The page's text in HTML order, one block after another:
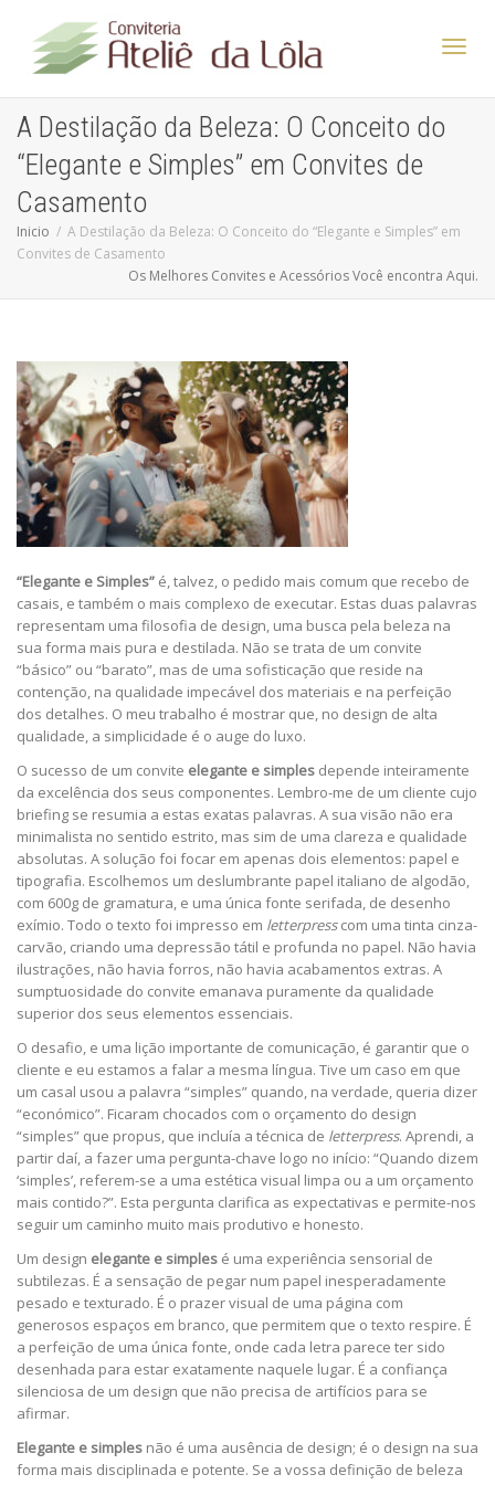
A Destilação da Beleza: O Conceito do
“Elegante e Simples” em Convites de
Casamento
Inicio
A Destilação da Beleza: O Conceito do “Elegante e Simples” em
Convites de Casamento
Os Melhores Convites e Acessórios Você encontra Aqui.
“Elegante e Simples” é, talvez, o pedido mais comum que recebo de
casais, e também o mais complexo de executar. Estas duas palavras
representam uma filosofia de design, uma busca pela beleza na
sua forma mais pura e destilada. Não se trata de um convite
“básico” ou “barato”, mas de uma sofisticação que reside na
contenção, na qualidade impecável dos materiais e na perfeição
dos detalhes. O meu trabalho é mostrar que, no design de alta
qualidade, a simplicidade é o auge do luxo.
O sucesso de um convite elegante e simples depende inteiramente
da excelência dos seus componentes. Lembro-me de um cliente cujo
briefing se resumia a estas exatas palavras. A sua visão não era
minimalista no sentido estrito, mas sim de uma clareza e qualidade
absolutas. A solução foi focar em apenas dois elementos: papel e
tipografia. Escolhemos um deslumbrante papel italiano de algodão,
com 600g de gramatura, e uma única fonte serifada, de desenho
exímio. Todo o texto foi impresso em letterpresscom uma tinta cinza-
carvão, criando uma depressão tátil e profunda no papel. Não havia
ilustrações, não havia forros, não havia acabamentos extras. A
sumptuosidade do convite emanava puramente da qualidade
superior dos seus elementos essenciais.
O desafio, e uma lição importante de comunicação, é garantir que o
cliente e eu estamos a falar a mesma língua. Tive um caso em que
um casal usou a palavra “simples” quando, na verdade, queria dizer
“económico”. Ficaram chocados com o orçamento do design
“simples” que propus, que incluía a técnica de letterpress. Aprendi, a
partir daí, a fazer uma pergunta-chave logo no início: “Quando dizem
‘simples’, referem-se a uma estética visual limpa ou a um orçamento
mais contido?”. Esta pergunta clarifica as expectativas e permite-nos
seguir um caminho muito mais produtivo e honesto.
Um design elegante e simples é uma experiência sensorial de
subtilezas. É a sensação de pegar num papel inesperadamente
pesado e texturado. É o prazer visual de uma página com
generosos espaços em branco, que permitem que o texto respire. É
a perfeição de uma única fonte, onde cada letra parece ter sido
desenhada para estar exatamente naquele lugar. É a confiança
silenciosa de um design que não precisa de artifícios para se
afirmar.
Elegante e simples não é uma ausência de design; é o design na sua
forma mais disciplinada e potente. Se a vossa definição de beleza